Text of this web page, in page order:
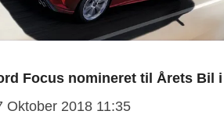
Focus nomineret til Årets Bil i
Oktober 2018 11:35